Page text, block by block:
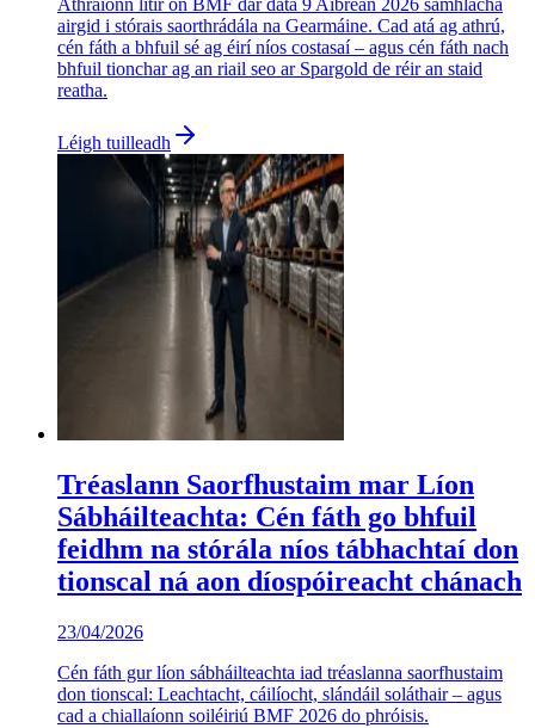
Athraíonn litir ón BMF dar dáta 9 Aibreán 2026 samhlacha
airgid i stórais saorthrádála na Gearmáine. Cad atá ag athrú,
cén fáth a bhfuil sé ag éirí níos costasaí – agus cén fáth nach
bhfuil tionchar ag an riail seo ar Spargold de réir an staid
reatha.
Léigh tuilleadh
Tréaslann Saorfhustaim mar Líon
Sábháilteachta: Cén fáth go bhfuil
feidhm na stórála níos tábhachtaí don
tionscal ná aon díospóireacht chánach
23/04/2026
Cén fáth gur líon sábháilteachta iad tréaslanna saorfhustaim
don tionscal: Leachtacht, cáilíocht, slándáil soláthair – agus
cad a chiallaíonn soiléiriú BMF 2026 do phróisis.